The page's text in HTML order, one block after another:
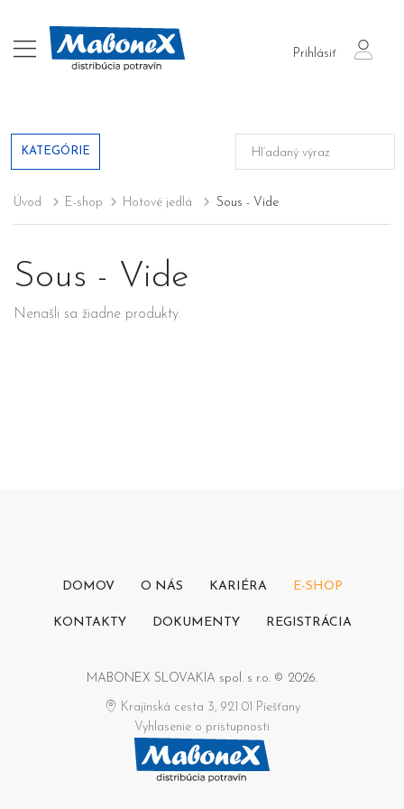
Prihlásiť
login
KATEGÓRIE
Úvod E-shop Hotové jedlá Sous - Vide
Sous - Vide
Nenašli sa žiadne produkty.
DOMOV O NÁS KARIÉRA E-SHOP
KONTAKTY DOKUMENTY REGISTRÁCIA
MABONEX SLOVAKIA spol. s r.o. © 2026.
Krajinská cesta 3, 921 01 Piešťany
Vyhlasenie o pristupnosti